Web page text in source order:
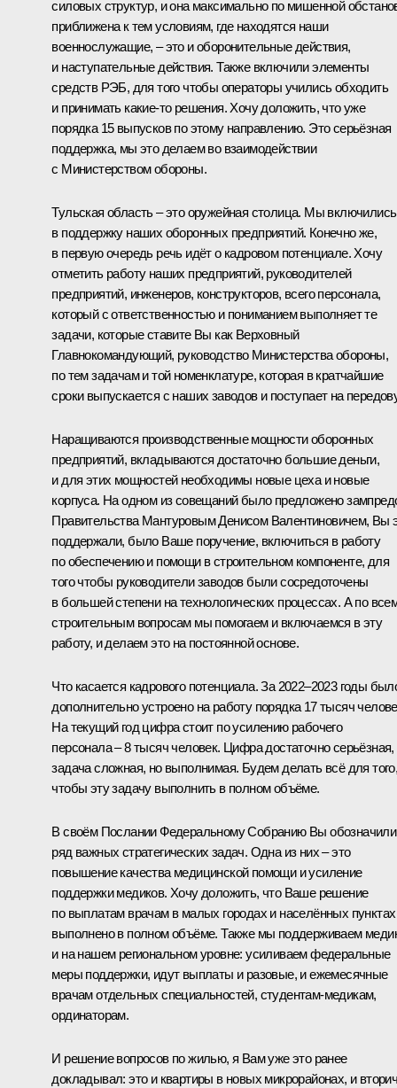
силовых структур, и она максимально по мишенной
приближена к тем условиям, где находятся наши
военнослужащие, – это и оборонительные действия,
и наступательные действия. Также включили элементы
средств РЭБ, для того чтобы операторы учились обходить
и принимать какие-то решения. Хочу доложить, что уже
порядка 15 выпусков по этому направлению. Это серьёзная
поддержка, мы это делаем во взаимодействии
с Министерством обороны.
Тульская область – это оружейная столица. Мы включились
в поддержку наших оборонных предприятий. Конечно же,
в первую очередь речь идёт о кадровом потенциале. Хочу
отметить работу наших предприятий, руководителей
предприятий, инженеров, конструкторов, всего персонала,
который с ответственностью и пониманием выполняет те
задачи, которые ставите Вы как Верховный
Главнокомандующий, руководство Министерства обороны,
по тем задачам и той номенклатуре, которая в кратчайшие
сроки выпускается с наших заводов и поступает на
Наращиваются производственные мощности оборонных
предприятий, вкладываются достаточно большие деньги,
и для этих мощностей необходимы новые цеха и новые
корпуса. На одном из совещаний было предложено
Правительства МантуровымДенисом Валентиновичем, Вы
поддержали, было Ваше поручение, включиться в работу
по обеспечению и помощи в строительном компоненте, для
того чтобы руководители заводов были сосредоточены
в большей степени на технологических процессах. А по
строительным вопросам мы помогаем и включаемся в эту
работу, и делаем это на постоянной основе.
Что касается кадрового потенциала. За 2022–2023 годы
дополнительно устроено на работу порядка 17 тысяч
На текущий год цифра стоит по усилению рабочего
персонала – 8 тысяч человек. Цифра достаточно серьёзная,
задача сложная, но выполнимая. Будем делать всё для
чтобы эту задачу выполнить в полном объёме.
В своём ПосланииФедеральному Собранию Вы обозначили
ряд важных стратегических задач. Одна из них – это
повышение качества медицинской помощи и усиление
поддержки медиков. Хочу доложить, что Ваше решение
по выплатам врачам в малых городах и населённых пунктах
выполнено в полном объёме. Также мы поддерживаем
и на нашем региональном уровне: усиливаем федеральные
меры поддержки, идут выплаты и разовые, и ежемесячные
врачам отдельных специальностей, студентам-медикам,
ординаторам.
И решение вопросов по жилью, я Вам уже это ранее
докладывал: это и квартиры в новых микрорайонах, и